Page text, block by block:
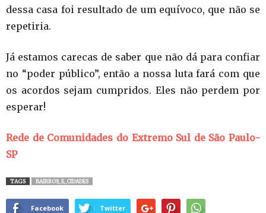
dessa casa foi resultado de um equívoco, que não se
repetiria.
Já estamos carecas de saber que não dá para confiar
no “poder público”, então a nossa luta fará com que
os acordos sejam cumpridos. Eles não perdem por
esperar!
Rede de Comunidades do Extremo Sul de São Paulo-
SP
TAGS BAIRROS_E_CIDADES
Facebook Twitter